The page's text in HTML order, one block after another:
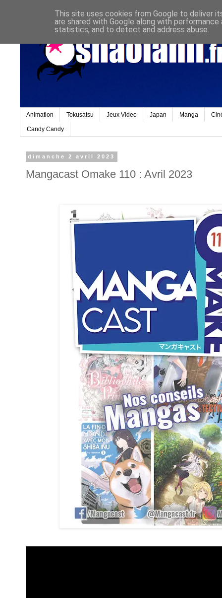
Animation Tokusatsu Jeux Video Japan Manga
Candy Candy
dimanche 2 avril 2023
Mangacast Omake 110 : Avril 2023
This site uses cookies from Google to deliver
are shared with Google along with
statistics, and to detect and address abuse.